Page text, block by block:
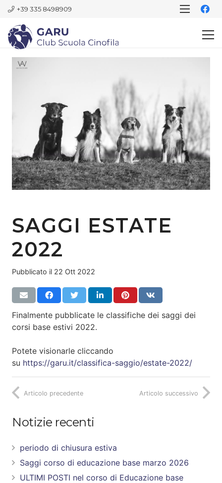
+39 335 8498909
SAGGI ESTATE
2022
Pubblicato il 22 Ott 2022
Finalmente pubblicate le classifiche dei saggi dei
corsi base estivi 2022.
Potete visionarle cliccando
su https://garu.it/classifica-saggio/estate-2022/
Articolo precedente Articolo successivo
Notizie recenti
periodo di chiusura estiva
Saggi corso di educazione base marzo 2026
ULTIMI POSTI nel corso di Educazione base